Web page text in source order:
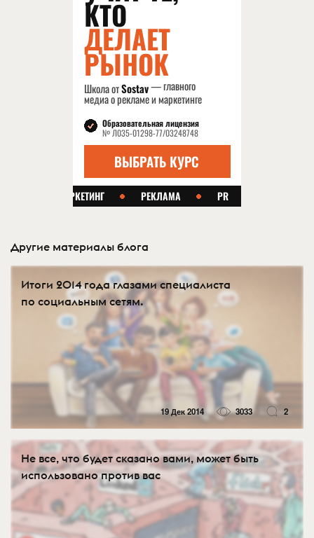
Другие материалы блога
Итоги 2014 года глазами специалиста
по социальным сетям.
19 Дек 2014 3033 2
Не все, что будет сказано вами, может быть
использовано против вас